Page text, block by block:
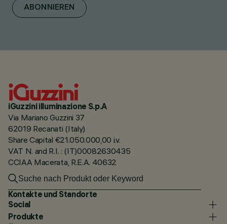
ABONNIEREN
iGuzzini illuminazione S.p.A
Via Mariano Guzzini 37
62019 Recanati (Italy)
Share Capital €21.050.000,00 i.v.
VAT N. and R.I. : (IT)00082630435
CCIAA Macerata, R.E.A. 40632
Kontakte und Standorte
Social
Produkte